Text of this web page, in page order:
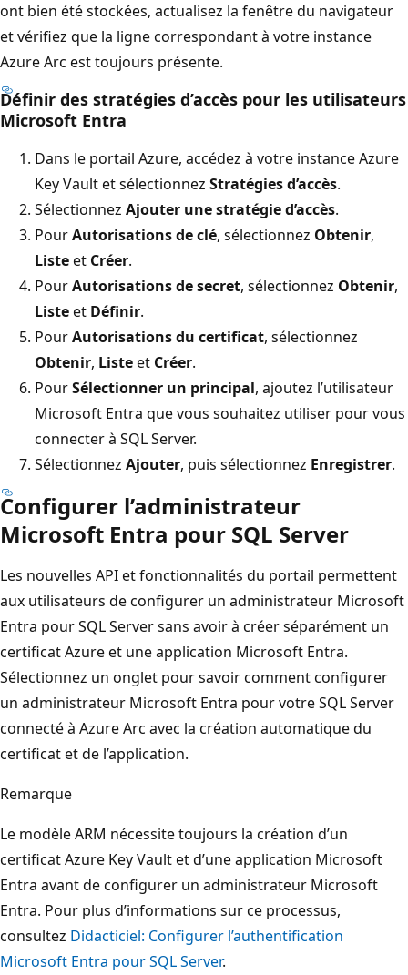
ont bien été stockées, actualisez la fenêtre du navigateur
et vérifiez que la ligne correspondant à votre instance
Azure Arc est toujours présente.
Définir des stratégies d’accès pour les utilisateurs
Microsoft Entra
Dans le portail Azure, accédez à votre instance Azure
Key Vault et sélectionnez Stratégies d’accès.
Sélectionnez Ajouter une stratégie d’accès.
PourAutorisations de clé, sélectionnez Obtenir,
Listeet Créer.
PourAutorisations de secret, sélectionnez Obtenir,
Listeet Définir.
PourAutorisations du certificat, sélectionnez
Obtenir, Listeet Créer.
PourSélectionner un principal, ajoutez l’utilisateur
Microsoft Entra que vous souhaitez utiliser pour vous
connecter à SQL Server.
Sélectionnez Ajouter, puis sélectionnez Enregistrer.
Configurer l’administrateur
Microsoft Entra pour SQL Server
Les nouvelles API et fonctionnalités du portail permettent
aux utilisateurs de configurer un administrateur Microsoft
Entra pour SQL Server sans avoir à créer séparément un
certificat Azure et une application Microsoft Entra.
Sélectionnez un onglet pour savoir comment configurer
un administrateur Microsoft Entra pour votre SQL Server
connecté à Azure Arc avec la création automatique du
certificat et de l’application.
Remarque
Le modèle ARM nécessite toujours la création d’un
certificat Azure Key Vault et d’une application Microsoft
Entra avant de configurer un administrateur Microsoft
Entra. Pour plus d’informations sur ce processus,
consultez Didacticiel: Configurer l’authentification
Microsoft Entra pour SQL Server.